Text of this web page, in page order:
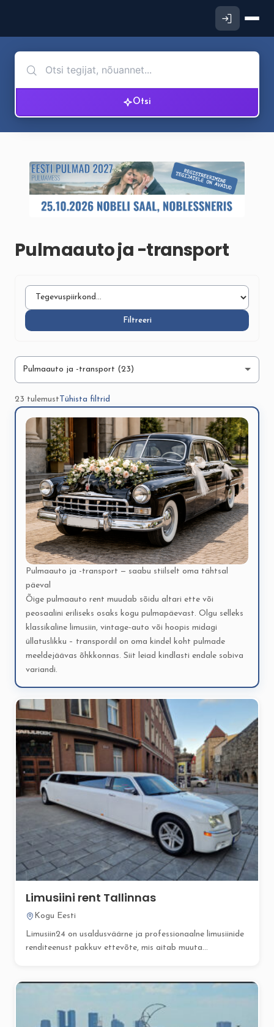
Otsi
Pulmaauto ja -transport
Filtreeri
23 tulemustTühista filtrid
Pulmaauto ja -transport — saabu stiilselt oma tähtsal
päeval
Õige pulmaauto rent muudab sõidu altari ette või
peosaalini eriliseks osaks kogu pulmapäevast. Olgu selleks
klassikaline limusiin, vintage-auto või hoopis midagi
üllatuslikku – transpordil on oma kindel koht pulmade
meeldejäävas õhkkonnas. Siit leiad kindlasti endale sobiva
variandi.
Limusiini rent Tallinnas
Kogu Eesti
Limusiin24 on usaldusväärne ja professionaalne limusiinide
renditeenust pakkuv ettevõte, mis aitab muuta...